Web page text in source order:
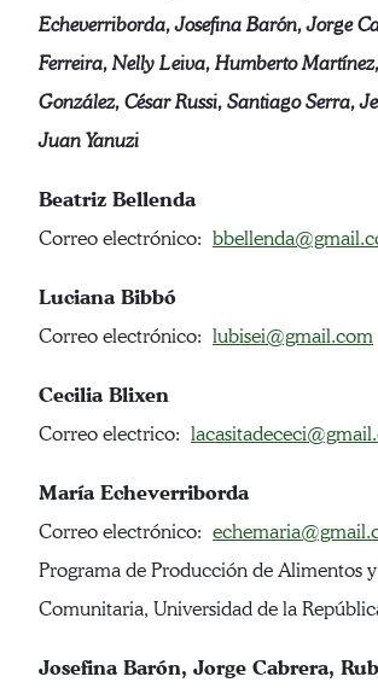
Echeverriborda, Josefina Barón, Jorge
Ferreira, Nelly Leiva, Humberto
González, César Russi, Santiago Serra,
Juan Yanuzi
Beatriz Bellenda
Correo electrónico:
Luciana Bibbó
Correo electrónico: lubisei@gmail.com
Cecilia Blixen
Correo electrico:
María Echeverriborda
Correo electrónico:
Programa de Producción de Alimentos
Comunitaria, Universidad de la
Josefina Barón, Jorge Cabrera,